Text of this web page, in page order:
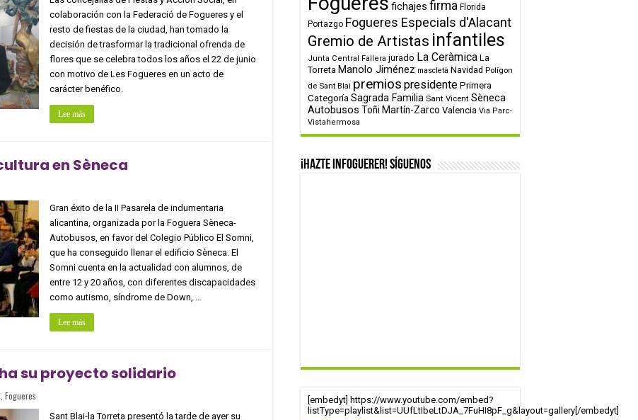
colaboración con la Federació de Fogueres y el
resto de fiestas de la ciudad, han tomado la
decisión de trasformar la tradicional ofrenda de
flores que se celebra todos los años el 22 de junio
con motivo de Les Fogueres en un acto de
carácter benéfico.
Lee más
en Sèneca
Gran éxito de la II Pasarela de indumentaria
alicantina, organizada por la Foguera Sèneca-
Autobusos, en favor del Colegio Público El Somni,
que ha conseguido llenar el edificio Sèneca. El
Somni cuenta en la actualidad con alumnos, de
entre 12 y 20 años, con diferentes discapacidades
como autismo, síndrome de Down, …
Lee más
su proyecto solidario
Fogueres
Sant Blai-la Torreta presentó la tarde de ayer su
fichajes firma Florida
Portazgo Fogueres Especials d'Alacant
Gremio de Artistas infantiles
Junta Central Fallera jurado La Ceràmica La
Torreta Manolo Jiménez mascletà Navidad Polígon
de Sant Blai premios presidentePrimera
Categoría Sagrada Familia Sant Vicent Sèneca
Autobusos Toñi Martín-Zarco Valencia Via Parc-
Vistahermosa
¡Hazte infoguerer! Síguenos
[embedyt] https://www.youtube.com/embed?
listType=playlist&list=UUfLtIbeLtDJA_7FuHI8pF_g&layout=gallery[/embedyt]